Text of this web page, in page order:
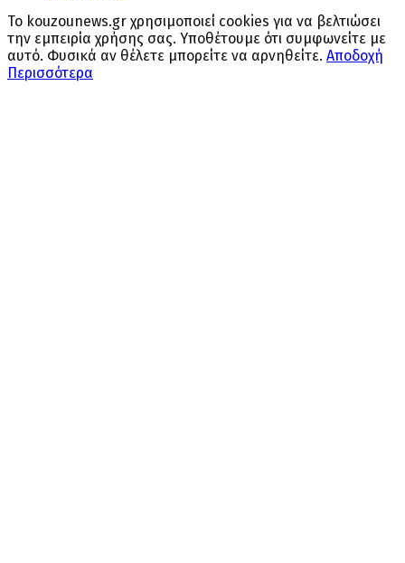
Το kouzounews.gr χρησιμοποιεί cookies για να βελτιώσει
την εμπειρία χρήσης σας. Υποθέτουμε ότι συμφωνείτε με
αυτό. Φυσικά αν θέλετε μπορείτε να αρνηθείτε. Αποδοχή
Περισσότερα